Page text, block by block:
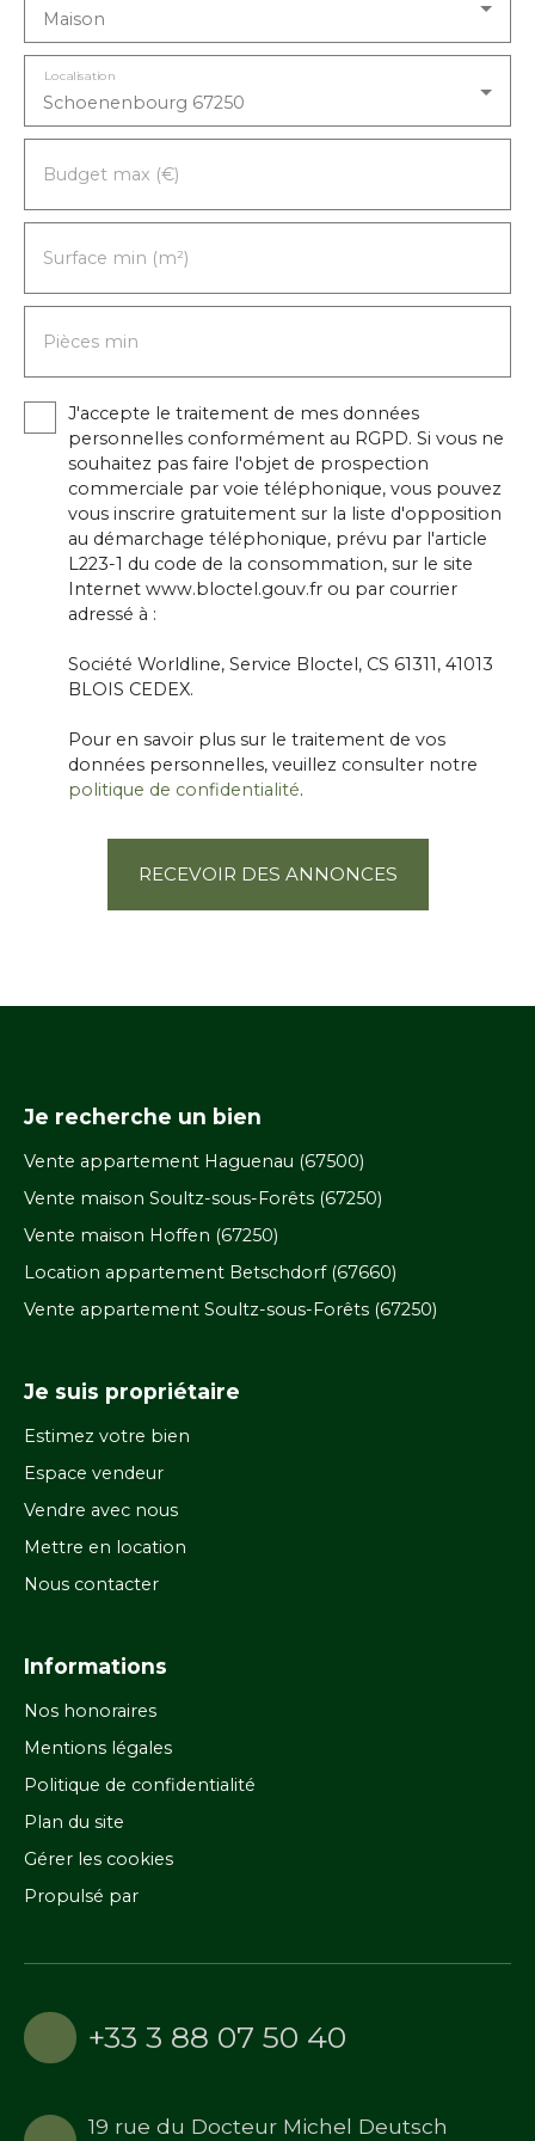
Maison
Schoenenbourg 67250
Localisation
Budget max (€)
Surface min (m²)
Pièces min
J'accepte le traitement de mes données
personnelles conformément au RGPD. Si vous ne
souhaitez pas faire l'objet de prospection
commerciale par voie téléphonique, vous pouvez
vous inscrire gratuitement sur la liste d'opposition
au démarchage téléphonique, prévu par l'article
L223-1 du code de la consommation, sur le site
Internet www.bloctel.gouv.fr ou par courrier
adressé à :
Société Worldline, Service Bloctel, CS 61311, 41013
BLOIS CEDEX.
Pour en savoir plus sur le traitement de vos
données personnelles, veuillez consulter notre
politique de confidentialité.
RECEVOIR DES ANNONCES
Je recherche un bien
Vente appartement Haguenau (67500)
Vente maison Soultz-sous-Forêts (67250)
Vente maison Hoffen (67250)
Location appartement Betschdorf (67660)
Vente appartement Soultz-sous-Forêts (67250)
Je suis propriétaire
Estimez votre bien
Espace vendeur
Vendre avec nous
Mettre en location
Nous contacter
Informations
Nos honoraires
Mentions légales
Politique de confidentialité
Plan du site
Gérer les cookies
Propulsé par
+33 3 88 07 50 40
19 rue du Docteur Michel Deutsch